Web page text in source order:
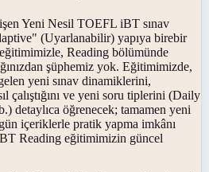
Yeni Nesil TOEFL iBT sınav
(Uyarlanabilir) yapıya birebir
Reading bölümünde
şüphemiz yok. Eğitimimizde,
yeni sınav dinamiklerini,
çalıştığını ve yeni soru tiplerini (Daily
detaylıca öğrenecek; tamamen yeni
içeriklerle pratik yapma imkânı
Reading eğitimimizin güncel